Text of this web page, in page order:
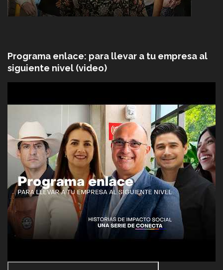
Programa enlace: para llevar a tu empresa al
siguiente nivel (video)